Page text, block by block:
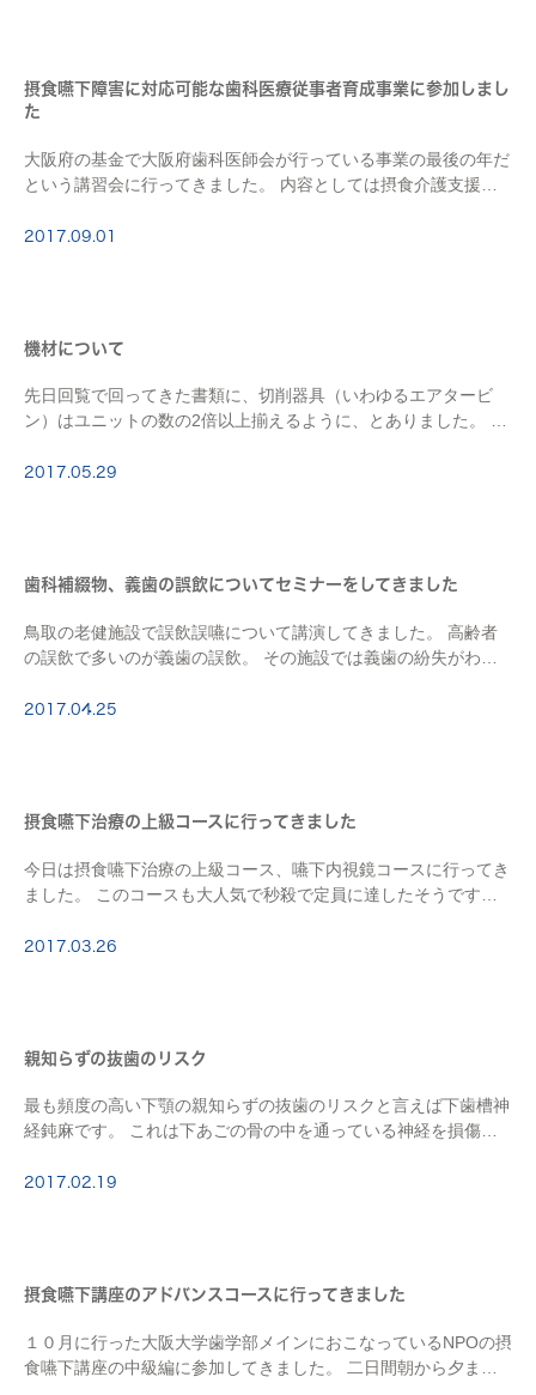
摂食嚥下障害に対応可能な歯科医療従事者育成事業に参加しまし
た
大阪府の基金で大阪府歯科医師会が行っている事業の最後の年だ
という講習会に行ってきました。 内容としては摂食介護支援プ
た。 しかし肌で感じたのは摂食嚥下障害に対する歯 […]
2017.09.01
機材について
先日回覧で回ってきた書類に、切削器具（いわゆるエアタービ
ン）はユニットの数の2倍以上揃えるように、とありました。 患
のことです。 最低でも2倍ないと滅菌中はエアタ […]
2017.05.29
歯科補綴物、義歯の誤飲についてセミナーをしてきました
鳥取の老健施設で誤飲誤嚥について講演してきました。 高齢者
の誤飲で多いのが義歯の誤飲。 その施設では義歯の紛失がわか
写っていたのです。 高齢者でなくても誤飲は起こ […]
2017.04.25
摂食嚥下治療の上級コースに行ってきました
今日は摂食嚥下治療の上級コース、嚥下内視鏡コースに行ってき
ました。 このコースも大人気で秒殺で定員に達したそうです。
ードと技術が生きたところです。 […]
2017.03.26
親知らずの抜歯のリスク
最も頻度の高い下顎の親知らずの抜歯のリスクと言えば下歯槽神
経鈍麻です。 これは下あごの骨の中を通っている神経を損傷
骨の外に出てそれより前方（正中寄り）の頬部や下唇 […]
2017.02.19
摂食嚥下講座のアドバンスコースに行ってきました
１０月に行った大阪大学歯学部メインにおこなっているNPOの摂
食嚥下講座の中級編に参加してきました。 二日間朝から夕まで